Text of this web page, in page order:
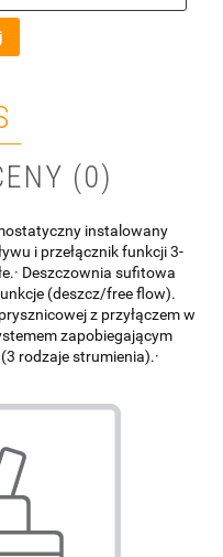
(0)
instalowany
i przełącznik funkcji 3-
Deszczownia sufitowa
(deszcz/free flow).
z przyłączem w
zapobiegającym
rodzaje strumienia).·